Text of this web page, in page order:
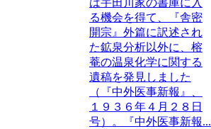
は宇田川家の書庫に入
る機会を得て、『舎密
開宗』外篇に訳述され
た鉱泉分析以外に、榕
菴の温泉化学に関する
遺稿を発見しました
（『中外医事新報』、
１９３６年４月２８日
号）。『中外医事新報...